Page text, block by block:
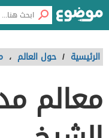
الرئيسية / حول العالم ،
معالم